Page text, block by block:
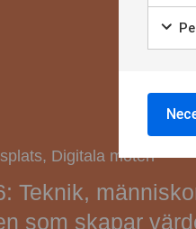
Teknik,
som skapar
, Digitala möten